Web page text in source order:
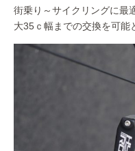
街乗り～サイクリングに最
大35ｃ幅までの交換を可能